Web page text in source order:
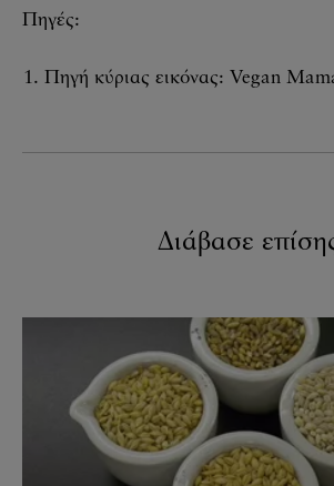
Πηγές:
Πηγή κύριας εικόνας: Vegan
Διάβασε